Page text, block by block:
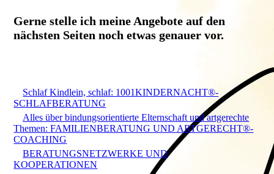
Gerne stelle ich meine Angebote auf den
nächsten Seiten noch etwas genauer vor.
Schlaf Kindlein, schlaf: 1001KINDERNACHT®-
SCHLAFBERATUNG
Alles über bindungsorientierte Elternschaft und artgerechte
Themen: FAMILIENBERATUNG UND ARTGERECHT®-
COACHING
BERATUNGSNETZWERKE UND
KOOPERATIONEN